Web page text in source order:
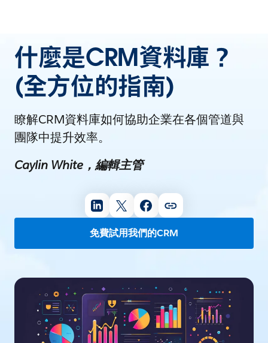
什麼是CRM資料庫？
(全方位的指南)
瞭解CRM資料庫如何協助企業在各個管道與
團隊中提升效率。
Caylin White，編輯主管
免費試用我們的CRM